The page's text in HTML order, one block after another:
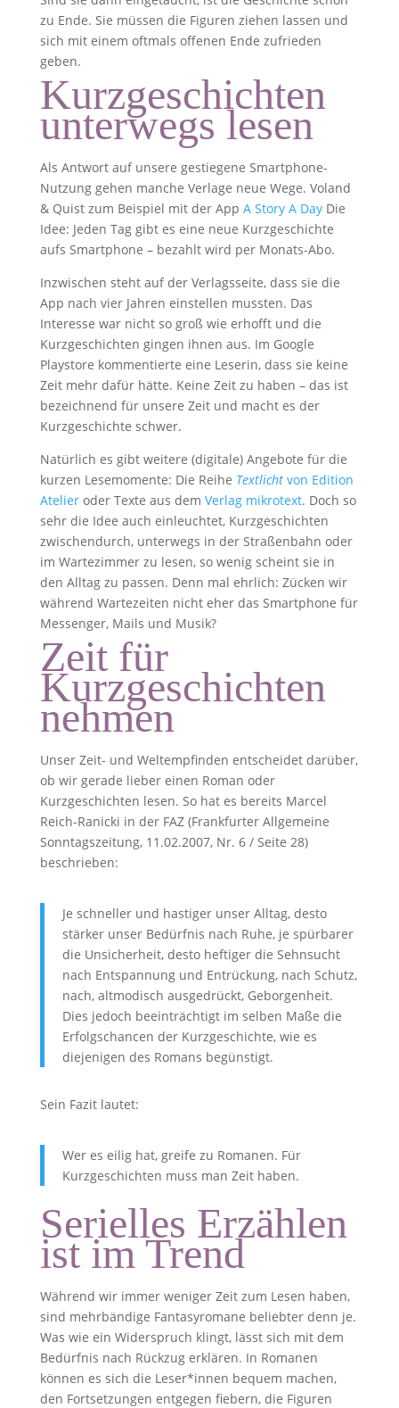
zu Ende. Sie müssen die Figuren ziehen lassen und
sich mit einem oftmals offenen Ende zufrieden
geben.
Kurzgeschichten
unterwegs lesen
Als Antwort auf unsere gestiegene Smartphone-
Nutzung gehen manche Verlage neue Wege. Voland
& Quist zum Beispiel mit der App A Story A DayDie
Idee: Jeden Tag gibt es eine neue Kurzgeschichte
aufs Smartphone – bezahlt wird per Monats-Abo.
Inzwischen steht auf der Verlagsseite, dass sie die
App nach vier Jahren einstellen mussten. Das
Interesse war nicht so groß wie erhofft und die
Kurzgeschichten gingen ihnen aus. Im Google
Playstore kommentierte eine Leserin, dass sie keine
Zeit mehr dafür hätte. Keine Zeit zu haben – das ist
bezeichnend für unsere Zeit und macht es der
Kurzgeschichte schwer.
Natürlich es gibt weitere (digitale) Angebote für die
kurzen Lesemomente: Die Reihe Textlichtvon Edition
Atelieroder Texte aus dem Verlag mikrotext. Doch so
sehr die Idee auch einleuchtet, Kurzgeschichten
zwischendurch, unterwegs in der Straßenbahn oder
im Wartezimmer zu lesen, so wenig scheint sie in
den Alltag zu passen. Denn mal ehrlich: Zücken wir
während Wartezeiten nicht eher das Smartphone für
Messenger, Mails und Musik?
Zeit für
Kurzgeschichten
nehmen
Unser Zeit- und Weltempfinden entscheidet darüber,
ob wir gerade lieber einen Roman oder
Kurzgeschichten lesen. So hat es bereits Marcel
Reich-Ranicki in der FAZ (Frankfurter Allgemeine
Sonntagszeitung, 11.02.2007, Nr. 6 / Seite 28)
beschrieben:
Je schneller und hastiger unser Alltag, desto
stärker unser Bedürfnis nach Ruhe, je spürbarer
die Unsicherheit, desto heftiger die Sehnsucht
nach Entspannung und Entrückung, nach Schutz,
nach, altmodisch ausgedrückt, Geborgenheit.
Dies jedoch beeinträchtigt im selben Maße die
Erfolgschancen der Kurzgeschichte, wie es
diejenigen des Romans begünstigt.
Sein Fazit lautet:
Wer es eilig hat, greife zu Romanen. Für
Kurzgeschichten muss man Zeit haben.
Serielles Erzählen
ist im Trend
Während wir immer weniger Zeit zum Lesen haben,
sind mehrbändige Fantasyromane beliebter denn je.
Was wie ein Widerspruch klingt, lässt sich mit dem
Bedürfnis nach Rückzug erklären. In Romanen
können es sich die Leser*innen bequem machen,
den Fortsetzungen entgegen fiebern, die Figuren